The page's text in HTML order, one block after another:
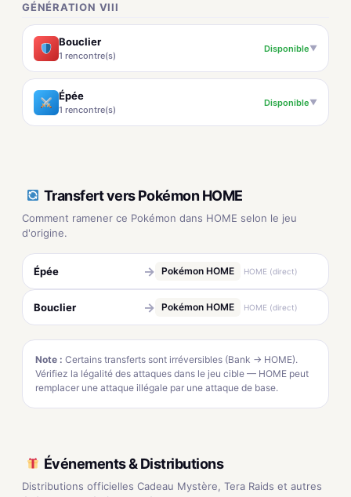
GÉNÉRATION VIII
Bouclier
1 rencontre(s)
Disponible▼
Épée
1 rencontre(s)
Disponible▼
Transfert vers Pokémon HOME
Comment ramener ce Pokémon dans HOME selon le jeu
d'origine.
Épée → Pokémon HOME HOME (direct)
Bouclier → Pokémon HOME HOME (direct)
Note : Certains transferts sont irréversibles (Bank → HOME).
Vérifiez la légalité des attaques dans le jeu cible — HOME peut
remplacer une attaque illégale par une attaque de base.
Événements & Distributions
Distributions officielles Cadeau Mystère, Tera Raids et autres